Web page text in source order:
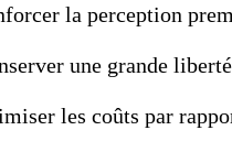
la perception
une grande
les coûts par